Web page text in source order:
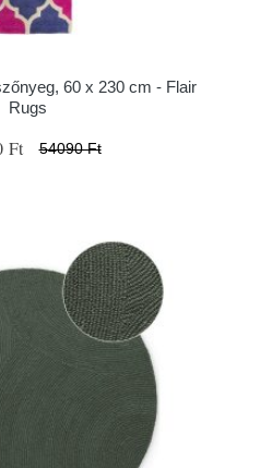
60 x 230 cm - Flair
Rugs
Ft 54090 Ft